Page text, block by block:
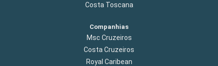
Costa Toscana
Companhias
Msc Cruzeiros
Costa Cruzeiros
Royal Caribean